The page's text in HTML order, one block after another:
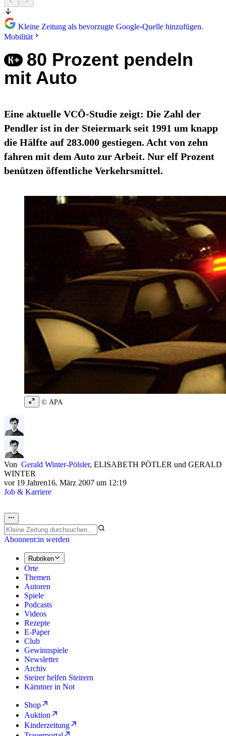
Kleine Zeitung als bevorzugte Google-Quelle hinzufügen.
Mobilität
80 Prozent pendeln
mit Auto
Eine aktuelle VCÖ-Studie zeigt: Die Zahl der
Pendler ist in der Steiermark seit 1991 um knapp
die Hälfte auf 283.000 gestiegen. Acht von zehn
fahren mit dem Auto zur Arbeit. Nur elf Prozent
benützen öffentliche Verkehrsmittel.
© APA
Von Gerald Winter-Pölsler, ELISABETH PÖTLER und GERALD
WINTER
vor 19 Jahren16. März 2007 um 12:19
Job & Karriere
Abonnent:in werden
Rubriken
Orte
Themen
Autoren
Spiele
Podcasts
Videos
Rezepte
E-Paper
Club
Gewinnspiele
Newsletter
Archiv
Steirer helfen Steirern
Kärntner in Not
Shop
Auktion
Kinderzeitung